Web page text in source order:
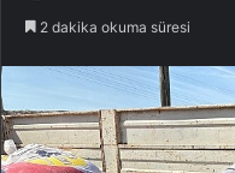
2 dakika okuma süresi